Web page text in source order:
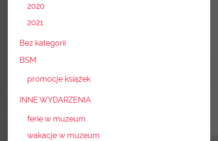
2020
2021
Bez kategorii
BSM
promocje książek
INNE WYDARZENIA
ferie w muzeum
wakacje w muzeum